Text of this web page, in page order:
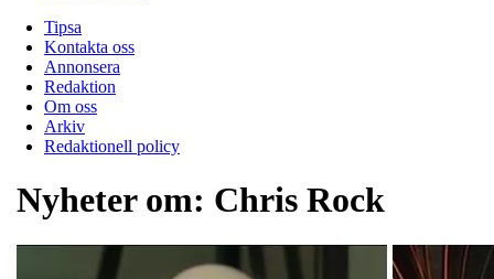
Tipsa
Kontakta oss
Annonsera
Redaktion
Om oss
Arkiv
Redaktionell policy
Nyheter om: Chris Rock